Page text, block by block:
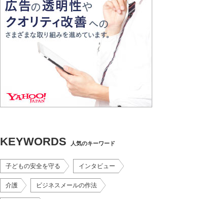
KEYWORDS 人気のキーワード
子どもの安全を守る インタビュー
介護 ビジネスメールの作法